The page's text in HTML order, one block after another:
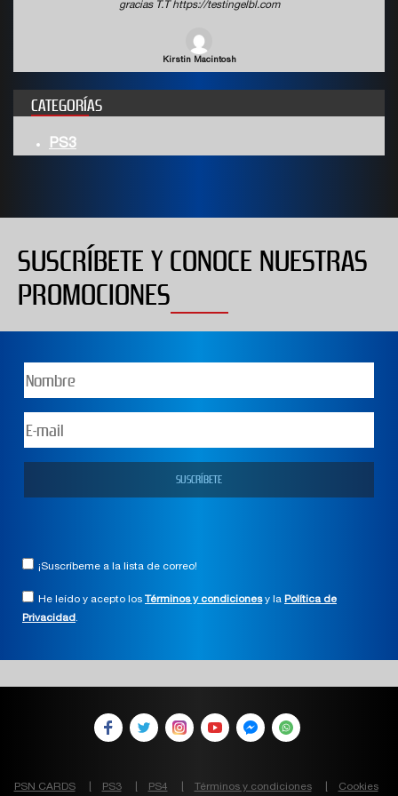
gracias T.T https://testingelbl.com
CATEGORÍAS
PS3
SUSCRÍBETE Y CONOCE NUESTRAS
PROMOCIONES
¡Suscríbeme a la lista de correo!
He leído y acepto los Términos y condicionesy la Política de
Privacidad.
PSN CARDS PS3 PS4 Términos y condiciones Cookies